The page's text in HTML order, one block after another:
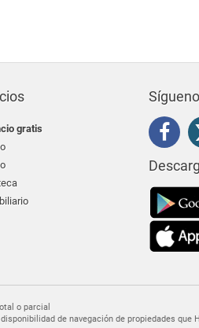
gratis
o parcial
de navegación de propiedades que